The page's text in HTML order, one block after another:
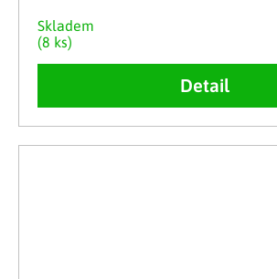
Skladem
(8 ks)
Detail